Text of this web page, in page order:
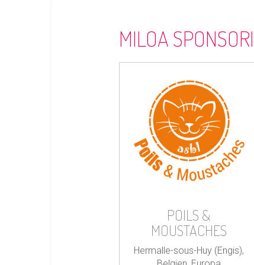
MILOA
POILS &
MOUSTACHES
Hermalle-sous-Huy (Engis),